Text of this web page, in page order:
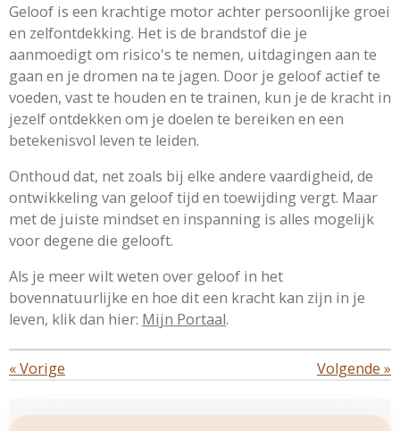
Geloof is een krachtige motor achter persoonlijke groei
en zelfontdekking. Het is de brandstof die je
aanmoedigt om risico's te nemen, uitdagingen aan te
gaan en je dromen na te jagen. Door je geloof actief te
voeden, vast te houden en te trainen, kun je de kracht in
jezelf ontdekken om je doelen te bereiken en een
betekenisvol leven te leiden.
Onthoud dat, net zoals bij elke andere vaardigheid, de
ontwikkeling van geloof tijd en toewijding vergt. Maar
met de juiste mindset en inspanning is alles mogelijk
voor degene die gelooft.
Als je meer wilt weten over geloof in het
bovennatuurlijke en hoe dit een kracht kan zijn in je
leven, klik dan hier: Mijn Portaal.
«Vorige Volgende »